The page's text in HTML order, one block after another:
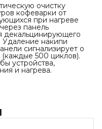
очистку
кофеварки от
при нагреве
панель
декальцинирующего
Удаление накипи
сигнализирует о
500 циклов).
устройства,
и нагрева.